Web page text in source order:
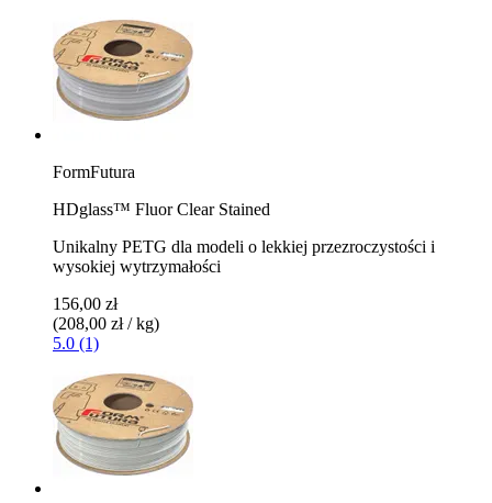
FormFutura
HDglass™ Fluor Clear Stained
Unikalny PETG dla modeli o lekkiej przezroczystości i
wysokiej wytrzymałości
156,00 zł
(208,00 zł / kg)
5.0 (1)